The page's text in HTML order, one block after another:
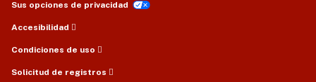
Sus opciones de privacidad
Accesibilidad
Condiciones de uso
Solicitud de registros